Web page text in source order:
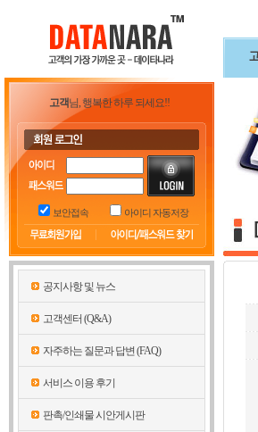
고객님, 행복한 하루 되세요!!
보안접속 아이디 자동저장
공지사항 및 뉴스
고객센터 (Q&A)
자주하는 질문과 답변 (FAQ)
서비스 이용 후기
판촉/인쇄물 시안게시판